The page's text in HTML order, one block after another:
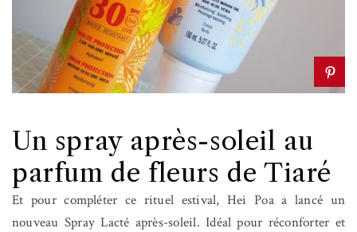
Un spray après-soleil au
parfum de fleurs de Tiaré
Et pour compléter ce rituel estival, Hei Poa a lancé un
nouveau Spray Lacté après-soleil. Idéal pour réconforter et